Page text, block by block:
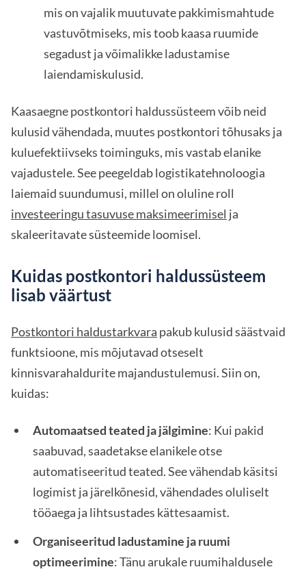
mis on vajalik muutuvate pakkimismahtude
vastuvõtmiseks, mis toob kaasa ruumide
segadust ja võimalikke ladustamise
laiendamiskulusid.
Kaasaegne postkontori haldussüsteem võib neid
kulusid vähendada, muutes postkontori tõhusaks ja
kuluefektiivseks toiminguks, mis vastab elanike
vajadustele. See peegeldab logistikatehnoloogia
laiemaid suundumusi, millel on oluline roll
investeeringu tasuvuse maksimeerimisel ja
skaleeritavate süsteemide loomisel.
Kuidas postkontori haldussüsteem
lisab väärtust
Postkontori haldustarkvara pakub kulusid säästvaid
funktsioone, mis mõjutavad otseselt
kinnisvarahaldurite majandustulemusi. Siin on,
kuidas:
Automaatsed teated ja jälgimine: Kui pakid
saabuvad, saadetakse elanikele otse
automatiseeritud teated. See vähendab käsitsi
logimist ja järelkõnesid, vähendades oluliselt
tööaega ja lihtsustades kättesaamist.
Organiseeritud ladustamine ja ruumi
optimeerimine: Tänu arukale ruumihaldusele